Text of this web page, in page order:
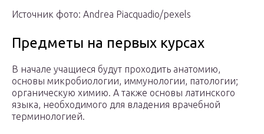
Источник фото: Andrea Piacquadio/pexels
Предметы на первых курсах
В начале учащиеся будут проходить анатомию,
основы микробиологии, иммунологии, патологии;
органическую химию. А также основы латинского
языка, необходимого для владения врачебной
терминологией.